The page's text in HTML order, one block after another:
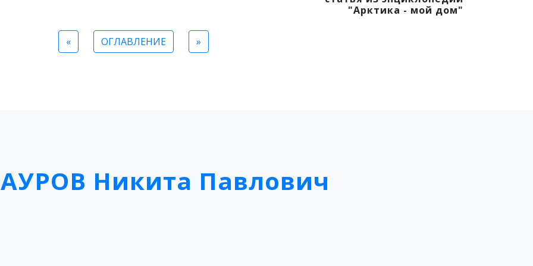
"Арктика - мой дом"
« ОГЛАВЛЕНИЕ »
Никита Павлович